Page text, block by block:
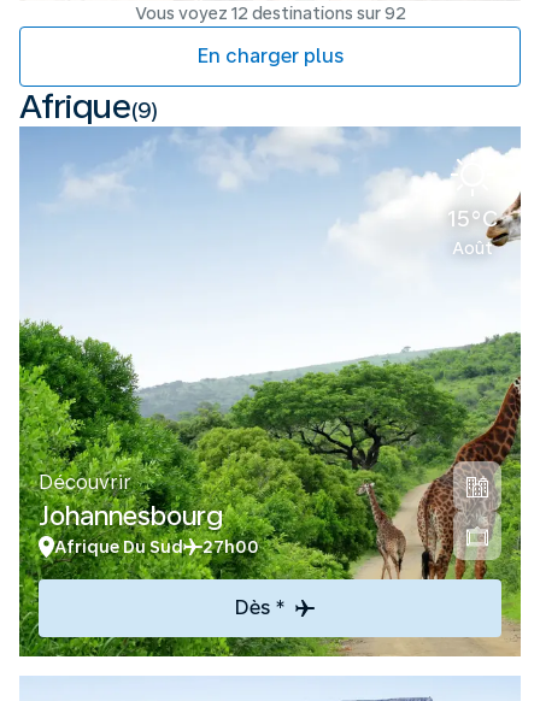
Vous voyez 12 destinations sur 92
En charger plus
Afrique(9)
15°C
Août
Découvrir
Johannesbourg
Afrique Du Sud 27h00
Dès *